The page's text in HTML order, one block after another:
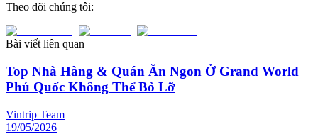
Theo dõi chúng tôi:
Bài viết liên quan
Top Nhà Hàng & Quán Ăn Ngon Ở Grand World
Phú Quốc Không Thể Bỏ Lỡ
Vintrip Team
19/05/2026